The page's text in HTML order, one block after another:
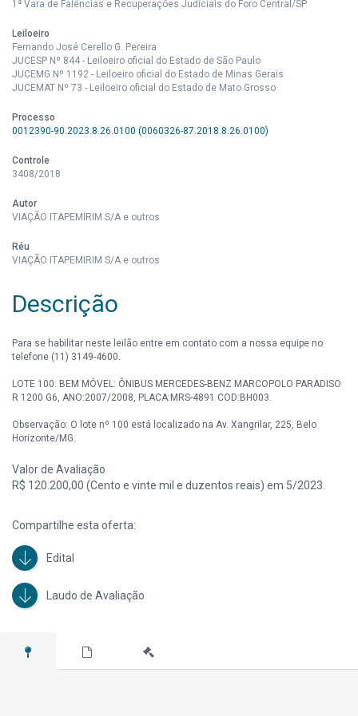
1ª Vara de Falências e Recuperações Judiciais do Foro Central/SP
Leiloeiro
Fernando José Cerello G. Pereira
JUCESP Nº 844 - Leiloeiro oficial do Estado de São Paulo
JUCEMG Nº 1192 - Leiloeiro oficial do Estado de Minas Gerais
JUCEMAT Nº 73 - Leiloeiro oficial do Estado de Mato Grosso
Processo
0012390-90.2023.8.26.0100 (0060326-87.2018.8.26.0100)
Controle
3408/2018
Autor
VIAÇÃO ITAPEMIRIM S/A e outros
Réu
VIAÇÃO ITAPEMIRIM S/A e outros
Descrição
Para se habilitar neste leilão entre em contato com a nossa equipe no
telefone (11) 3149-4600.
LOTE 100: BEM MÓVEL: ÔNIBUS MERCEDES-BENZ MARCOPOLO PARADISO
R 1200 G6, ANO:2007/2008, PLACA:MRS-4891 COD:BH003.
Observação: O lote nº 100 está localizado na Av. Xangrilar, 225, Belo
Horizonte/MG.
Valor de Avaliação
R$ 120.200,00 (Cento e vinte mil e duzentos reais) em 5/2023.
Compartilhe esta oferta:
Edital
Laudo de Avaliação